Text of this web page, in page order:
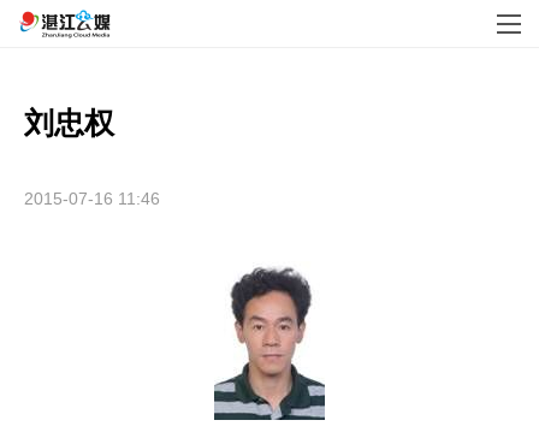
刘忠权
2015-07-16 11:46